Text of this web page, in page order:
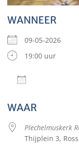
WANNEER
09-05-2026
19:00 uur
WAAR
Plechelmuskerk
Thijplein 3,